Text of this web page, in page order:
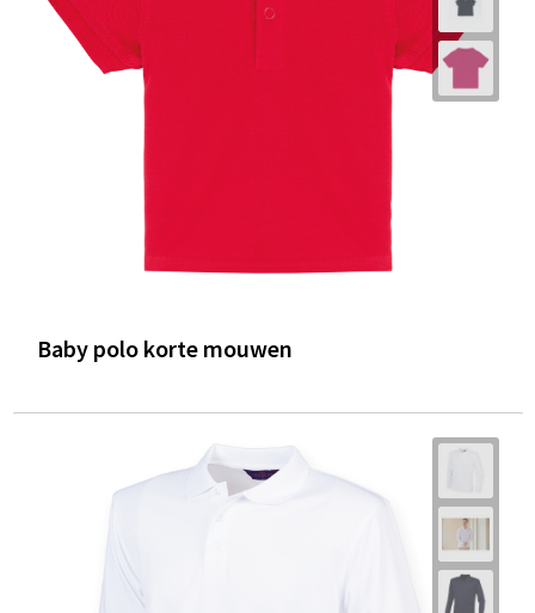
Baby polo korte mouwen